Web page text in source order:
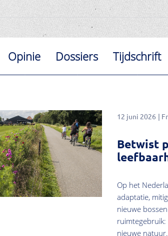
Opinie Dossiers Tijdschrift
12 juni 2026
Betwist
Op het
adaptatie,
nieuwe
nieuwe